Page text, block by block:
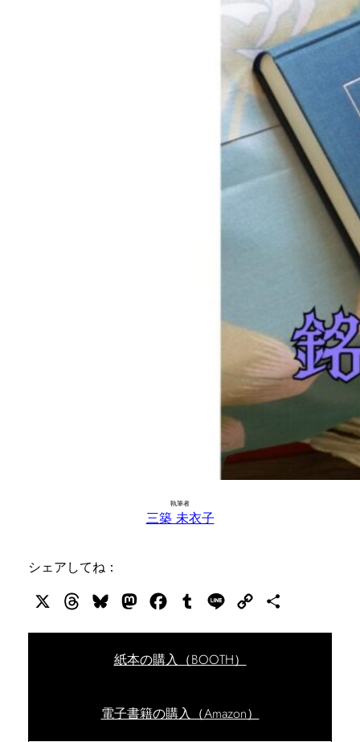
執筆者
三築 未衣子
シェアしてね：
ThreadsBlueskyMastodonFacebook
Tumblr Line
Copy
紙本の購入（BOOTH）
電子書籍の購入（Amazon）